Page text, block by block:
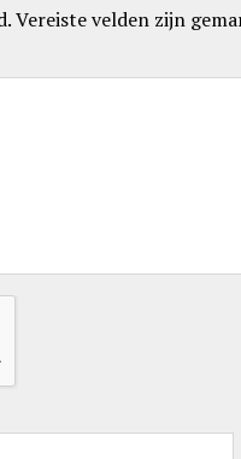
Vereiste velden zijn